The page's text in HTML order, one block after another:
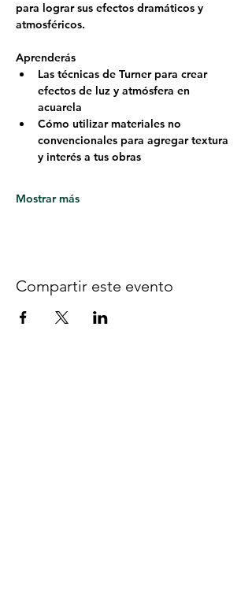
para lograr sus efectos dramáticos y
atmosféricos.
Aprenderás
Las técnicas de Turner para crear
efectos de luz y atmósfera en
acuarela
Cómo utilizar materiales no
convencionales para agregar textura
y interés a tus obras
Mostrar más
Compartir este evento